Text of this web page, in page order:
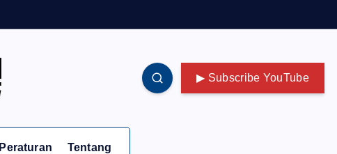
▶ Subscribe YouTube
Peraturan Tentang